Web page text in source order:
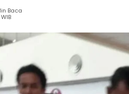
Baca